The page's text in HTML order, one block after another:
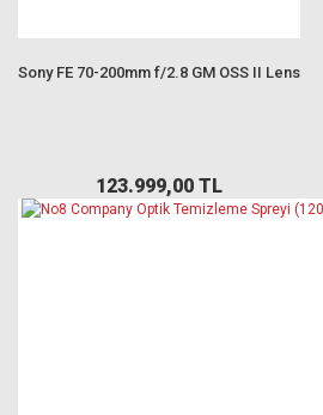
Sony FE 70-200mm f/2.8 GM OSS II Lens
123.999,00 TL